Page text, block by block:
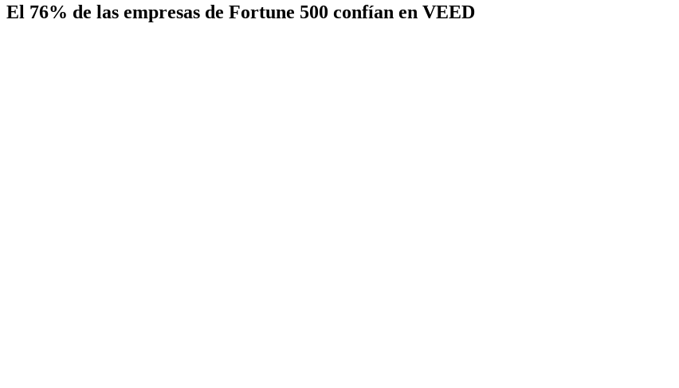
El 76% de las empresas de Fortune 500 confían en VEED